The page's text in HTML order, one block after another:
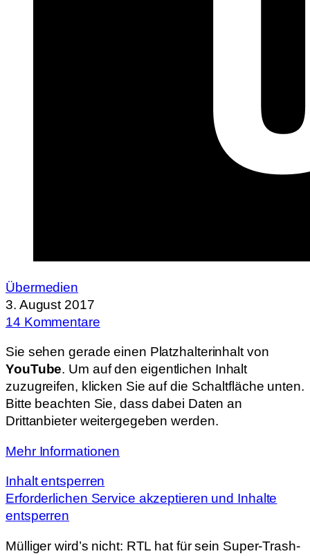
Übermedien
3. August 2017
14 Kommentare
Sie sehen gerade einen Platzhalterinhalt von
YouTube. Um auf den eigentlichen Inhalt
zuzugreifen, klicken Sie auf die Schaltfläche unten.
Bitte beachten Sie, dass dabei Daten an
Drittanbieter weitergegeben werden.
Mehr Informationen
Inhalt entsperren
Erforderlichen Service akzeptieren und Inhalte
entsperren
Mülliger wird’s nicht: RTL hat für sein Super-Trash-